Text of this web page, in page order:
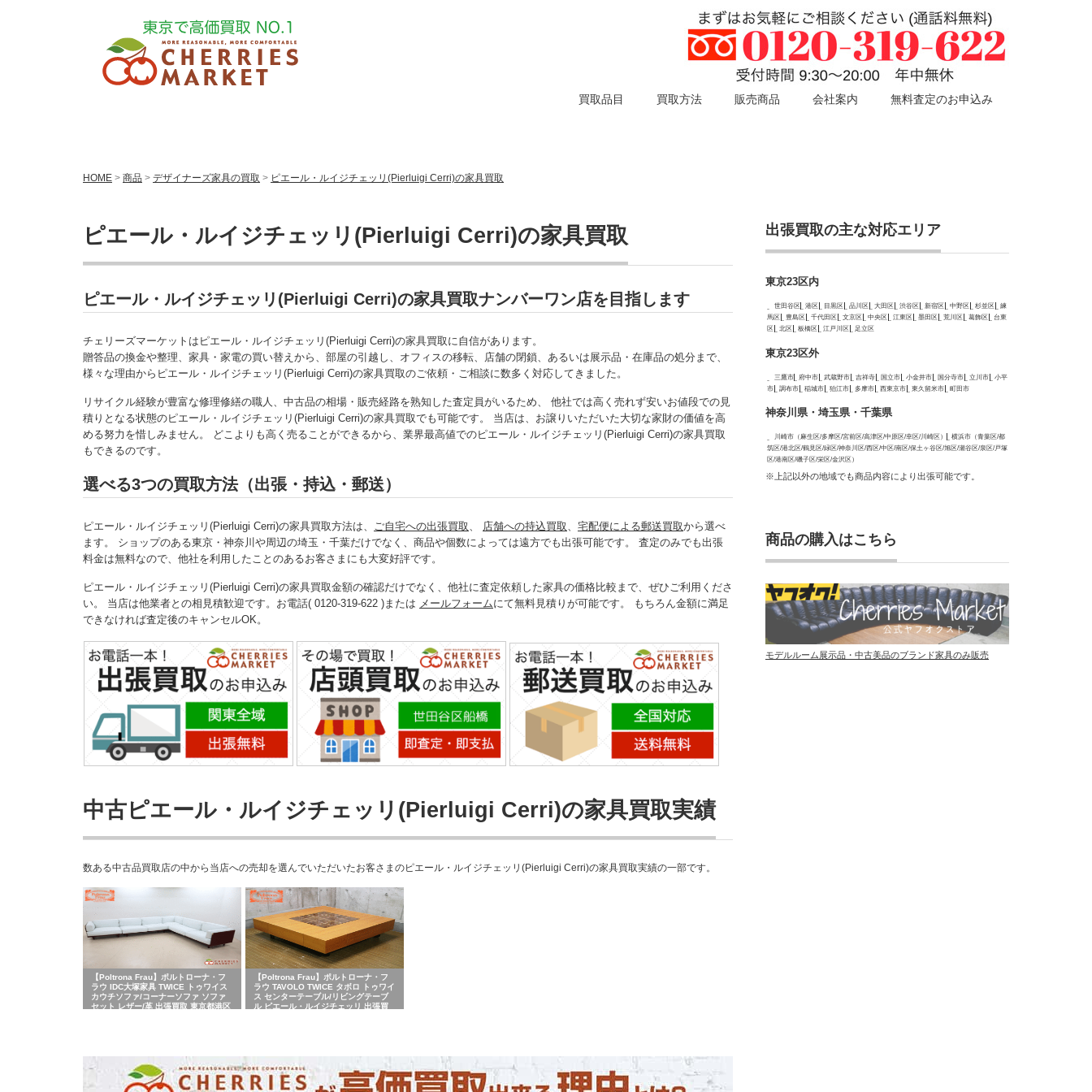
買取品目 買取方法 販売商品 会社案内 無料査定のお申込み
HOME > 商品 > デザイナーズ家具の買取 > ピエール・ルイジチェッリ(Pierluigi Cerri)の家具買取
ピエール・ルイジチェッリ(Pierluigi Cerri)の家具買取
ピエール・ルイジチェッリ(Pierluigi Cerri)の家具買取ナンバーワン店を目指します
チェリーズマーケットはピエール・ルイジチェッリ(Pierluigi Cerri)の家具買取に自信があります。
贈答品の換金や整理、家具・家電の買い替えから、部屋の引越し、オフィスの移転、店舗の閉鎖、あるいは展示品・在庫品の処分まで、
様々な理由からピエール・ルイジチェッリ(Pierluigi Cerri)の家具買取のご依頼・ご相談に数多く対応してきました。
リサイクル経験が豊富な修理修繕の職人、中古品の相場・販売経路を熟知した査定員がいるため、 他社では高く売れず安いお値段での見
積りとなる状態のピエール・ルイジチェッリ(Pierluigi Cerri)の家具買取でも可能です。 当店は、お譲りいただいた大切な家財の価値を高
める努力を惜しみません。 どこよりも高く売ることができるから、業界最高値でのピエール・ルイジチェッリ(Pierluigi Cerri)の家具買取
もできるのです。
選べる3つの買取方法（出張・持込・郵送）
ピエール・ルイジチェッリ(Pierluigi Cerri)の家具買取方法は、 ご自宅への出張買取 、 店舗への持込買取 、 宅配便による郵送買取から選べ
ます。 ショップのある東京・神奈川や周辺の埼玉・千葉だけでなく、商品や個数によっては遠方でも出張可能です。 査定のみでも出張
料金は無料なので、他社を利用したことのあるお客さまにも大変好評です。
ピエール・ルイジチェッリ(Pierluigi Cerri)の家具買取金額の確認だけでなく、他社に査定依頼した家具の価格比較まで、ぜひご利用くださ
い。 当店は他業者との相見積歓迎です。お電話( 0120-319-622 )または メールフォームにて無料見積りが可能です。 もちろん金額に満足
できなければ査定後のキャンセルOK。
中古ピエール・ルイジチェッリ(Pierluigi Cerri)の家具買取実績
数ある中古品買取店の中から当店への売却を選んでいただいたお客さまのピエール・ルイジチェッリ(Pierluigi Cerri)の家具買取実績の一部です。
【Poltrona Frau】ポルトローナ・フ
ラウ IDC大塚家具 TWICE トゥワイス
カウチソファ/コーナーソファ ソファ
セット レザー/革 出張買取 東京都港区
【Poltrona Frau】ポルトローナ・フ
ラウ TAVOLO TWICE タボロ トゥワイ
ス センターテーブル/リビングテーブ
ル ピエール・ルイジチェッリ 出張買
出張買取の主な対応エリア
東京23区内
世田谷区 港区 目黒区 品川区 大田区 渋谷区 新宿区 中野区 杉並区
練
馬区
豊島区 千代田区 文京区 中央区 江東区 墨田区 荒川区 葛飾区
台東
区
北区 板橋区 江戸川区 足立区
東京23区外
三鷹市 府中市 武蔵野市 吉祥寺 国立市 小金井市 国分寺市 立川市
小平
市
調布市 稲城市 狛江市 多摩市 西東京市 東久留米市 町田市
神奈川県・埼玉県・千葉県
川崎市（麻生区/多摩区/宮前区/高津区/中原区/幸区/川崎区）
横浜市（青葉区/都
筑区/港北区/鶴見区/緑区/神奈川区/西区/中区/南区/保土ヶ谷区/旭区/瀬谷区/泉区/戸塚
区/港南区/磯子区/栄区/金沢区）
※上記以外の地域でも商品内容により出張可能です。
商品の購入はこちら
モデルルーム展示品・中古美品のブランド家具のみ販売